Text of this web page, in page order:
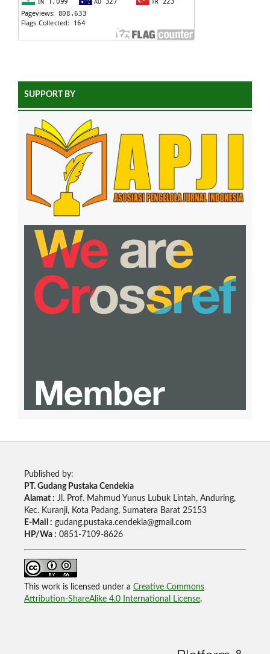
SUPPORT BY
Published by:
PT. Gudang Pustaka Cendekia
Alamat : Jl. Prof. Mahmud Yunus Lubuk Lintah, Anduring,
Kec. Kuranji, Kota Padang, Sumatera Barat 25153
E-Mail : gudang.pustaka.cendekia@gmail.com
HP/Wa : 0851-7109-8626
This work is licensed under a Creative Commons
Attribution-ShareAlike 4.0 International License.